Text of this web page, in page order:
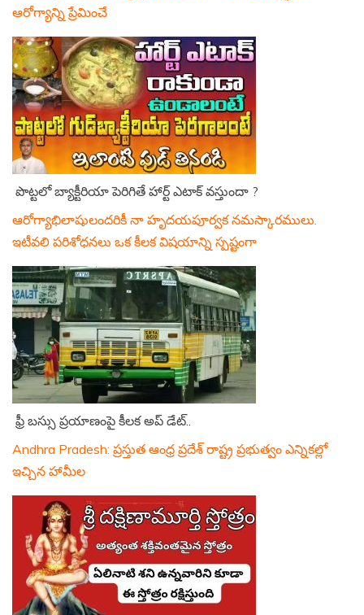
ఆరోగ్యాన్ని ప్రేమించే
పొట్టలో బ్యాక్టీరియా పెరిగితే హార్ట్ ఎటాక్ వస్తుందా ?
ఆరోగ్యాభిలాషులందరికీ నా హృదయపూర్వక నమస్కారములు.
ఇటీవలి పరిశోధనలు ఒక కీలక విషయాన్ని స్పష్టంగా
ఫ్రీ బస్సు ప్రయాణంపై కీలక అప్ డేట్..
Andhra Pradesh: ప్రస్తుత ఆంధ్ర ప్రదేశ్ రాష్ట్ర ప్రభుత్వం ఎన్నికల్లో
ఇచ్చిన హామీల